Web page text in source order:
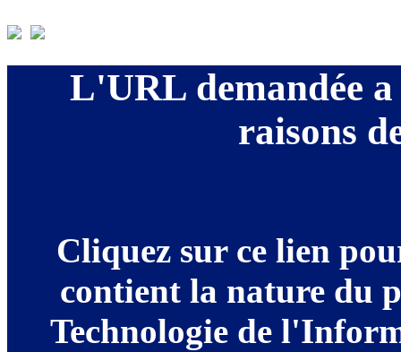
L'URL demandée a
raisons
Cliquez sur ce lien
contient la nature du
Technologie de